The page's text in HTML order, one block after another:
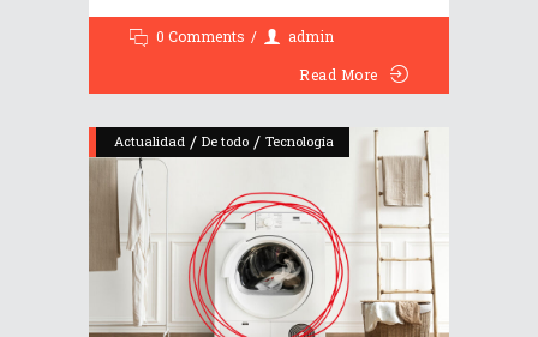
0 Comments
admin
Read More
Actualidad / De todo / Tecnología